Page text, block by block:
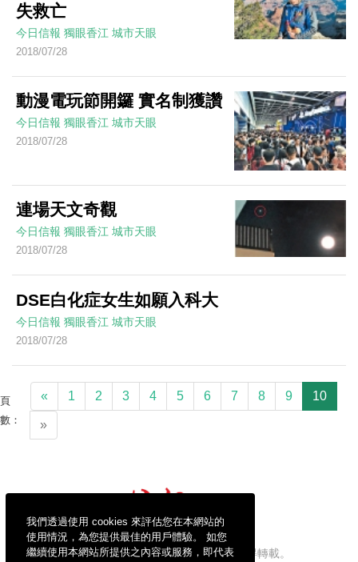
我們透過使用 cookies 來評估您在本網站的
使用情況，為您提供最佳的用戶體驗。 如您
繼續使用本網站所提供之內容或服務，即代表
失救亡
今日信報 獨眼香江 城市天眼
2018/07/28
動漫電玩節開鑼 實名制獲讚
今日信報 獨眼香江 城市天眼
2018/07/28
連場天文奇觀
今日信報 獨眼香江 城市天眼
2018/07/28
DSE白化症女生如願入科大
今日信報 獨眼香江 城市天眼
2018/07/28
頁
數：
« 1 2 3 4 5 6 7 8 9 10
»
信報財經新聞有限公司版權所有，不得轉載。